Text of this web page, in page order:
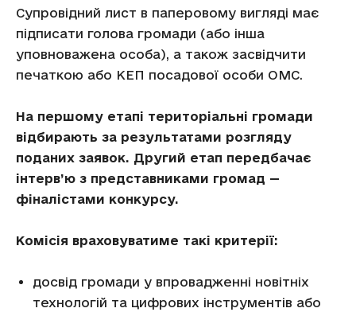
Супровідний лист в паперовому вигляді має
підписати голова громади (або інша
уповноважена особа), а також засвідчити
печаткою або КЕП посадової особи ОМС.
На першому етапі територіальні громади
відбирають за результатами розгляду
поданих заявок. Другий етап передбачає
інтерв’ю з представниками громад —
фіналістами конкурсу.
Комісія враховуватиме такі критерії:
досвід громади у впровадженні новітніх
технологій та цифрових інструментів або